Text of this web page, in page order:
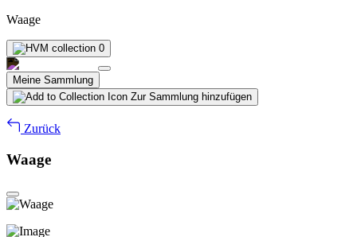
Waage
0
Meine Sammlung
Zur Sammlung hinzufügen
Zurück
Waage